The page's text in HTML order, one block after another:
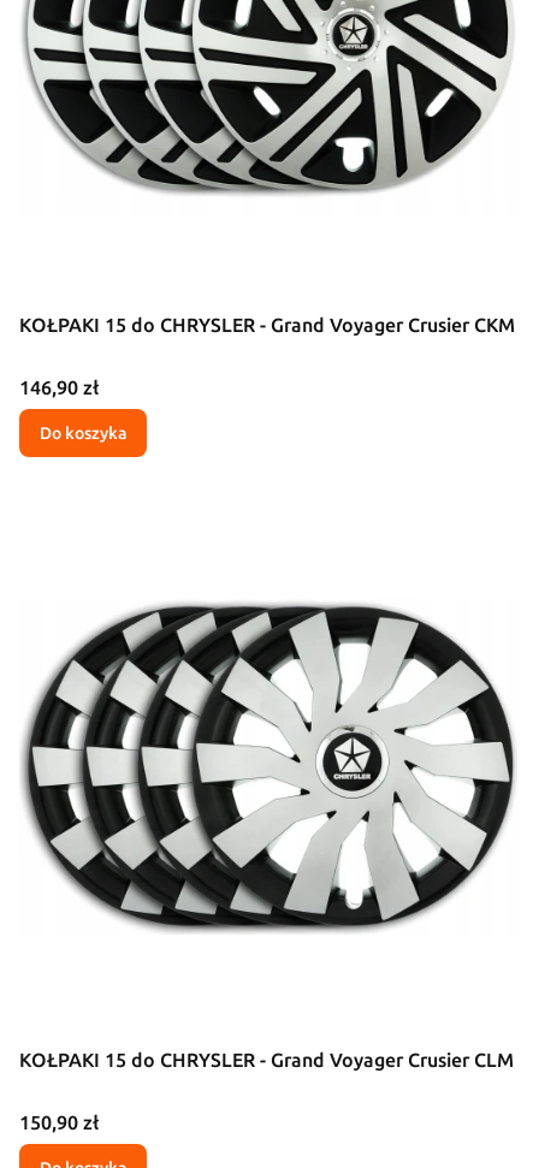
KOŁPAKI 15 do CHRYSLER - Grand Voyager Crusier CKM
Cena
146,90 zł
Do koszyka
KOŁPAKI 15 do CHRYSLER - Grand Voyager Crusier CLM
Cena
150,90 zł